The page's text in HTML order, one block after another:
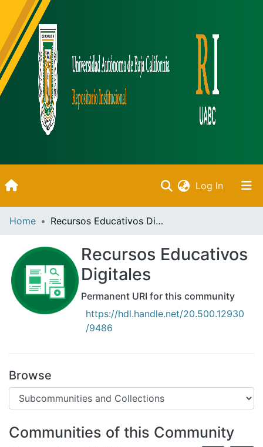
Log In(current)
Inicio
All of DSpace
Bibliotecas
Home Recursos Educativos Digitales
Recursos Educativos
Digitales
Permanent URI for this community
https://hdl.handle.net/20.500.12930
/9486
Browse
Communities of this Community